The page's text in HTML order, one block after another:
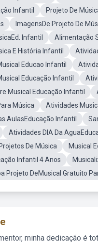
Infantil
Projeto De
ImagensDe Projeto De
Infantil
Alimentação
E História Infantil
Educao Infantil
Educação Infantil
Musical Educação Infantil
Música
Atividades
AulasEducação Infantil
Atividades DIA Da
De Música
Musical
Infantil 4 Anos
Projeto DeMusical Gratuito
minha dedicação é